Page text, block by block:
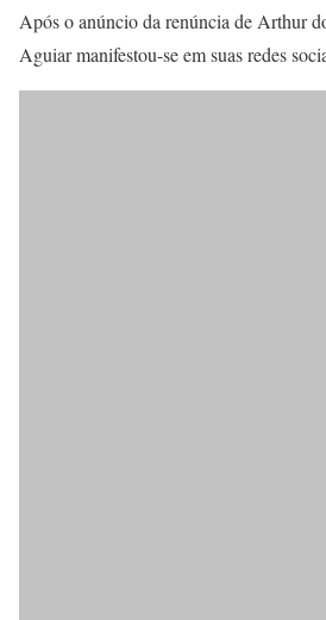
Após o anúncio da renúncia de Arthur
Aguiar manifestou-se em suas redes